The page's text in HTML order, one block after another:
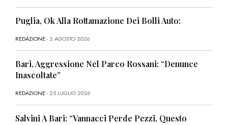
Puglia, Ok Alla Rottamazione Dei Bolli Auto:
REDAZIONE- 2 AGOSTO 2026
Bari, Aggressione Nel Parco Rossani: “Denunce
Inascoltate”
REDAZIONE- 25 LUGLIO 2026
Salvini A Bari: “Vannacci Perde Pezzi, Questo